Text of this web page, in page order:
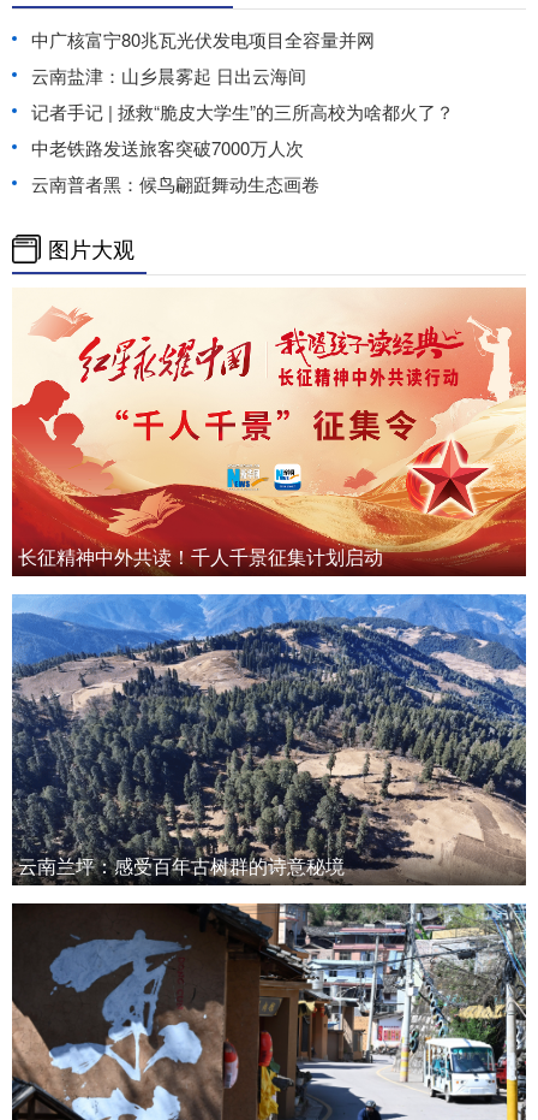
中广核富宁80兆瓦光伏发电项目全容量并网
云南盐津：山乡晨雾起 日出云海间
记者手记 | 拯救“脆皮大学生”的三所高校为啥都火了？
中老铁路发送旅客突破7000万人次
云南普者黑：候鸟翩跹舞动生态画卷
图片大观
长征精神中外共读！千人千景征集计划启动
云南兰坪：感受百年古树群的诗意秘境